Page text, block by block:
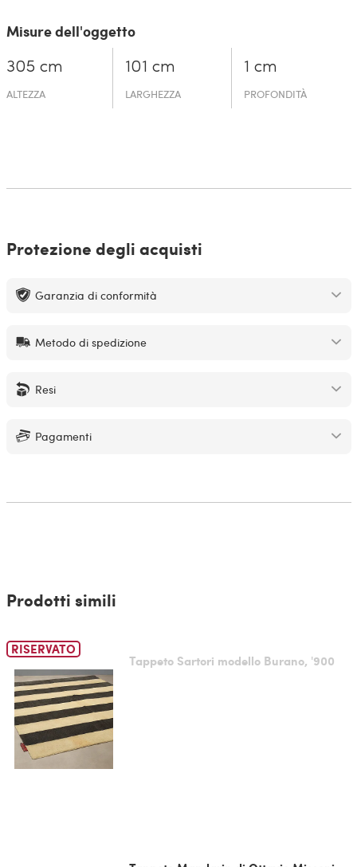
Misure dell'oggetto
305 cm
ALTEZZA
101 cm
LARGHEZZA
1 cm
PROFONDITÀ
Protezione degli acquisti
Garanzia di conformità
Metodo di spedizione
Resi
Pagamenti
Prodotti simili
RISERVATO
Tappeto Sartori modello Burano, '900